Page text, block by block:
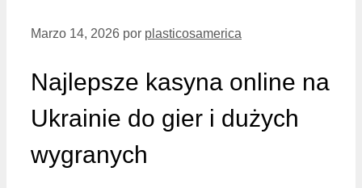
Marzo 14, 2026 por plasticosamerica
Najlepsze kasyna online na
Ukrainie do gier i dużych
wygranych